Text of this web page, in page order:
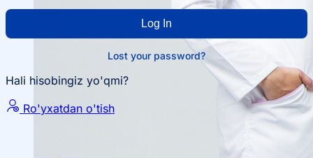
Ilmiy konferensiyalar
Talabalar ilmiy jamiyati
Lost your password?
Hali hisobingiz yo'qmi?
Ro'yxatdan o'tish